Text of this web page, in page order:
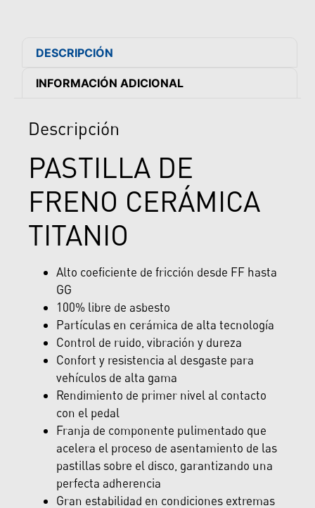
DESCRIPCIÓN
INFORMACIÓN ADICIONAL
Descripción
PASTILLA DE
FRENO CERÁMICA
TITANIO
Alto coeficiente de fricción desde FF hasta
GG
100% libre de asbesto
Partículas en cerámica de alta tecnología
Control de ruido, vibración y dureza
Confort y resistencia al desgaste para
vehículos de alta gama
Rendimiento de primer nivel al contacto
con el pedal
Franja de componente pulimentado que
acelera el proceso de asentamiento de las
pastillas sobre el disco, garantizando una
perfecta adherencia
Gran estabilidad en condiciones extremas